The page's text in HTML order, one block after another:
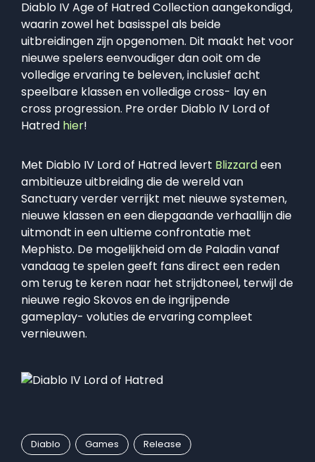
Diablo IV Age of Hatred Collection aangekondigd,
waarin zowel het basisspel als beide
uitbreidingen zijn opgenomen. Dit maakt het voor
nieuwe spelers eenvoudiger dan ooit om de
volledige ervaring te beleven, inclusief acht
speelbare klassen en volledige cross- lay en
cross progression. Pre order Diablo IV Lord of
Hatred hier!
Met Diablo IV Lord of Hatred levert Blizzardeen
ambitieuze uitbreiding die de wereld van
Sanctuary verder verrijkt met nieuwe systemen,
nieuwe klassen en een diepgaande verhaallijn die
uitmondt in een ultieme confrontatie met
Mephisto. De mogelijkheid om de Paladin vanaf
vandaag te spelen geeft fans direct een reden
om terug te keren naar het strijdtoneel, terwijl de
nieuwe regio Skovos en de ingrijpende
gameplay- voluties de ervaring compleet
vernieuwen.
Diablo Games Release